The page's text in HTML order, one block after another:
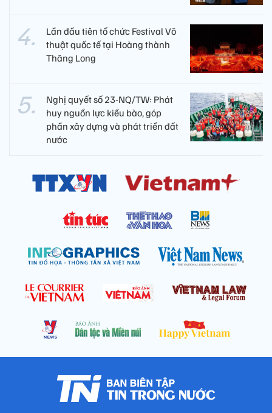
Lần đầu tiên tổ chức Festival Võ
thuật quốc tế tại Hoàng thành
Thăng Long
Nghị quyết số 23-NQ/TW: Phát
huy nguồn lực kiều bào, góp
phần xây dựng và phát triển đất
nước